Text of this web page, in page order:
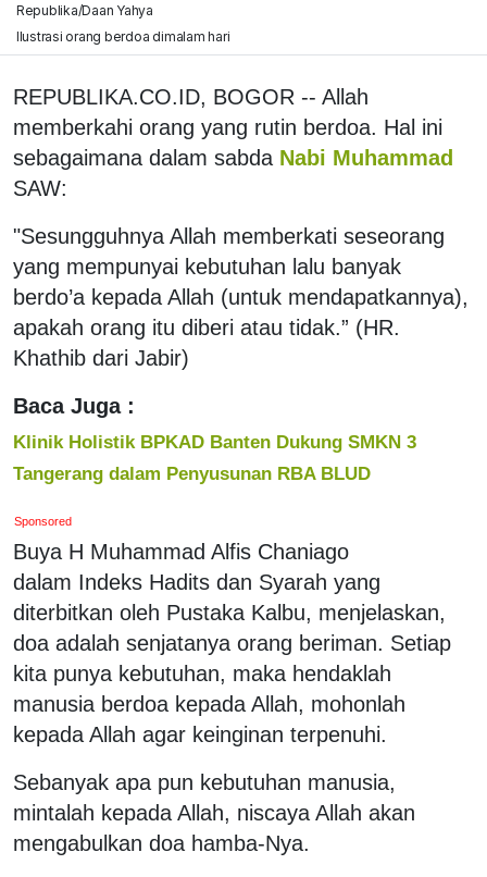
Republika/Daan Yahya
Ilustrasi orang berdoa dimalam hari
REPUBLIKA.CO.ID, BOGOR -- Allah
memberkahi orang yang rutin berdoa. Hal ini
sebagaimana dalam sabda Nabi Muhammad
SAW:
"Sesungguhnya Allah memberkati seseorang
yang mempunyai kebutuhan lalu banyak
berdo’a kepada Allah (untuk mendapatkannya),
apakah orang itu diberi atau tidak.” (HR.
Khathib dari Jabir)
Baca Juga :
Klinik Holistik BPKAD Banten Dukung SMKN 3
Tangerang dalam Penyusunan RBA BLUD
Sponsored
Buya H Muhammad Alfis Chaniago
dalam Indeks Hadits dan Syarah yang
diterbitkan oleh Pustaka Kalbu, menjelaskan,
doa adalah senjatanya orang beriman. Setiap
kita punya kebutuhan, maka hendaklah
manusia berdoa kepada Allah, mohonlah
kepada Allah agar keinginan terpenuhi.
Sebanyak apa pun kebutuhan manusia,
mintalah kepada Allah, niscaya Allah akan
mengabulkan doa hamba-Nya.